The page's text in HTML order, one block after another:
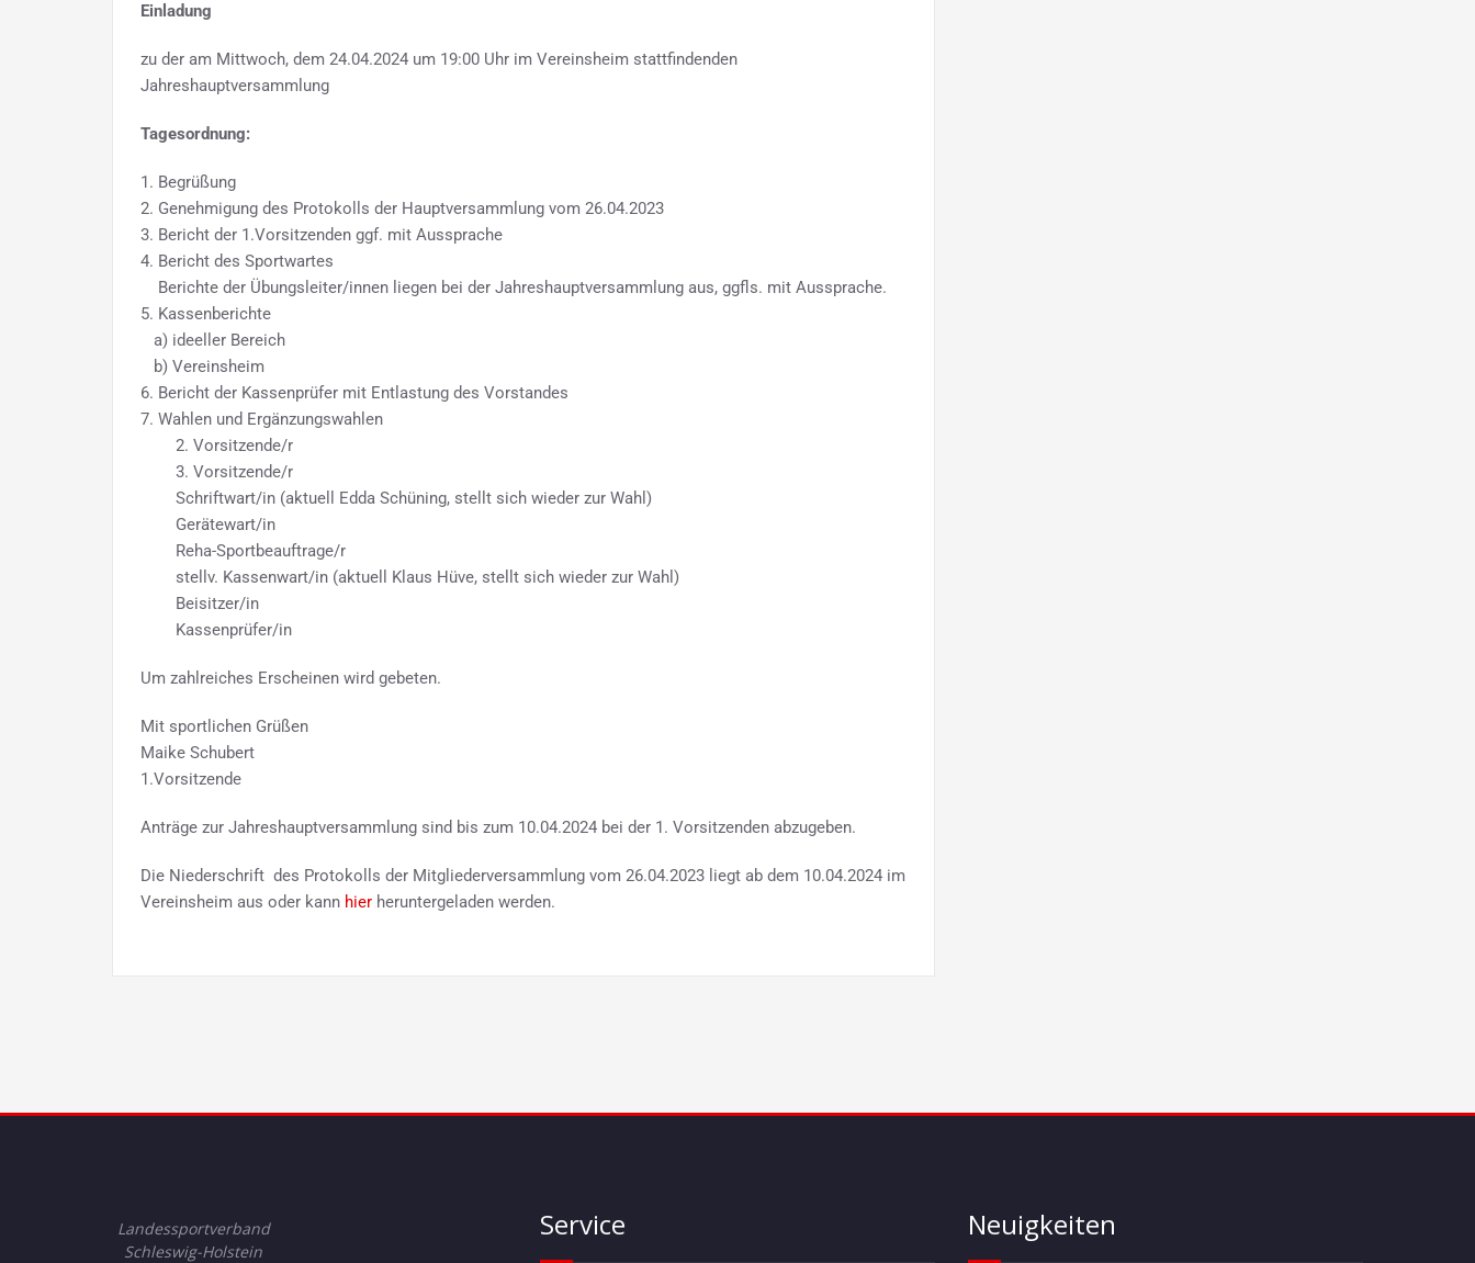
Einladung
zu der am Mittwoch, dem 24.04.2024 um 19:00 Uhr im Vereinsheim stattfindenden
Jahreshauptversammlung
Tagesordnung:
1. Begrüßung
2. Genehmigung des Protokolls der Hauptversammlung vom 26.04.2023
3. Bericht der 1.Vorsitzenden ggf. mit Aussprache
4. Bericht des Sportwartes
Berichte der Übungsleiter/innen liegen bei der Jahreshauptversammlung aus, ggfls. mit Aussprache.
5. Kassenberichte
a) ideeller Bereich
b) Vereinsheim
6. Bericht der Kassenprüfer mit Entlastung des Vorstandes
7. Wahlen und Ergänzungswahlen
2. Vorsitzende/r
3. Vorsitzende/r
Schriftwart/in (aktuell Edda Schüning, stellt sich wieder zur Wahl)
Gerätewart/in
Reha-Sportbeauftrage/r
stellv. Kassenwart/in (aktuell Klaus Hüve, stellt sich wieder zur Wahl)
Beisitzer/in
Kassenprüfer/in
Um zahlreiches Erscheinen wird gebeten.
Mit sportlichen Grüßen
Maike Schubert
1.Vorsitzende
Anträge zur Jahreshauptversammlung sind bis zum 10.04.2024 bei der 1. Vorsitzenden abzugeben.
Die Niederschrift des Protokolls der Mitgliederversammlung vom 26.04.2023 liegt ab dem 10.04.2024 im
Vereinsheim aus oder kann hier heruntergeladen werden.
Landessportverband
Schleswig-Holstein
Service Neuigkeiten